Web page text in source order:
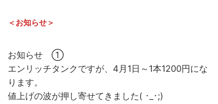
＜お知らせ＞
お知らせ ①
エンリッチタンクですが、4月1日～1本1200円にな
ります。
値上げの波が押し寄せてきました( ･_･;)